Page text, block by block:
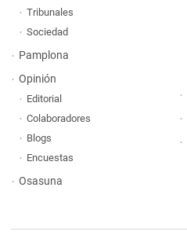
Tribunales
Sociedad
Pamplona
Opinión
Editorial
Colaboradores
Blogs
Encuestas
Osasuna